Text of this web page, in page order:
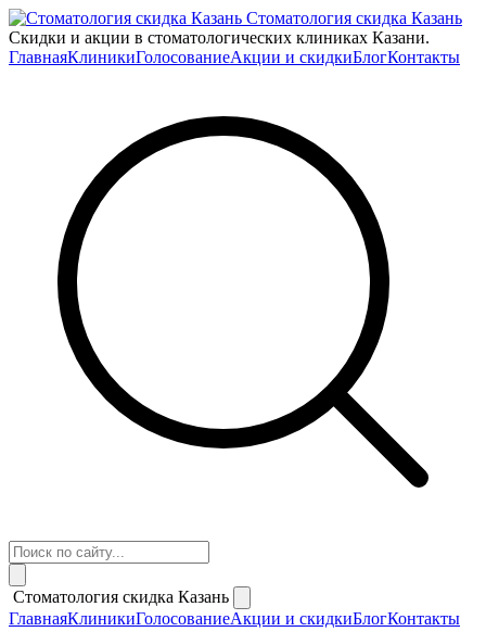
Стоматология скидка Казань
Скидки и акции в стоматологических клиниках Казани.
ГлавнаяКлиникиГолосованиеАкции и скидкиБлогКонтакты
Стоматология скидка Казань
ГлавнаяКлиникиГолосованиеАкции и скидкиБлогКонтакты